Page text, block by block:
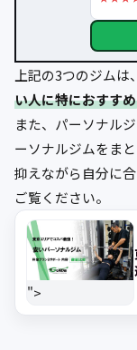
上記の3つのジムは、
い人に特におすすめ
また、パーソナル
ーソナルジムをま
抑えながら自分に
ご覧ください。
">